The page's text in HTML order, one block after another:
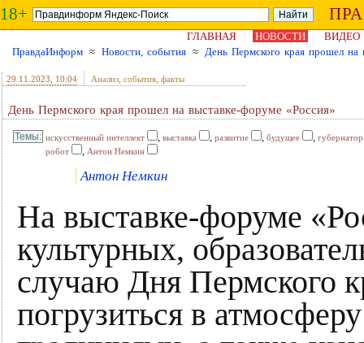
18+
ГЛАВНАЯ НОВОСТИ
ВИДЕО
ПравдаИнформ ≈ Новости, события ≈ День Пермского края прошел на
29.11.2023 , 10:04 Анализ, события, факты
День Пермского края прошел на выставке-форуме «Россия»
искусственный интеллект , выставка , развитие , будущее , губернатор
робот
, Антон Немкин
Антон Немкин
На выставке-форуме
культурных,
случаю Дня Пермского
погрузиться в